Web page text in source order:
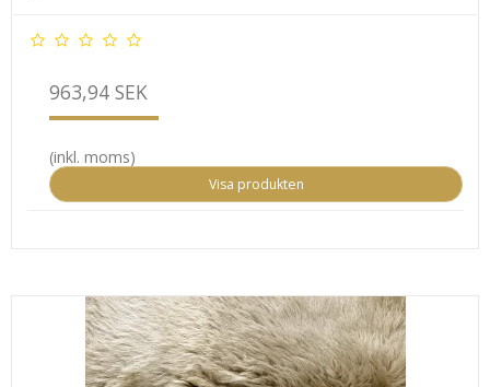
963,94 SEK
(inkl. moms)
Visa produkten